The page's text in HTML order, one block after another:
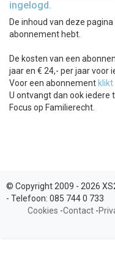
ingelogd.
De inhoud van deze
abonnement hebt.
De kosten van een
jaar en € 24,- per jaar voor
Voor een abonnement klikt
U ontvangt dan ook
Focus op Familierecht.
© Copyright 2009 - 2026
- Telefoon: 085 744 0
Cookies -Contact -